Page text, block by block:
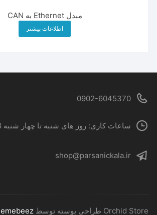
مبدل Ethernet به CAN
اطلاعات بیشتر
0902-6045370
ساعات کاری: روز های شنبه تا چهار شنبه 8 تا 17
shop@parsanickala.ir
‫Orchid Store طراحی پوسته توسط